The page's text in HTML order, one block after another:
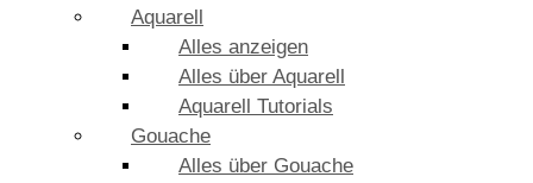
Aquarell
Alles anzeigen
Alles über Aquarell
Aquarell Tutorials
Gouache
Alles über Gouache